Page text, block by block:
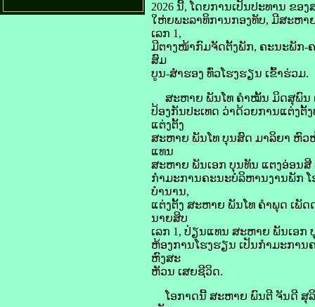
2026 ນີ້, ໂດຍການເປັນປະທານ ຂ
ໃຫ່ຍພະລາທິການກອງທັບ, ມີສະຫາ
ເລກ 1,
ມີຕາງໜ້າກົມຈັດຕັ້ງພັກ, ຄະນະພັກ-
ສົມ
ບູນ-ສຳຮອງ ທົ່ວໂຮງຮຽນ ເຂົ້າຮ່ວມ.
ສະຫາຍ ພັນໂທ ຄຳໝັ້ນ ມິດສຸພົນ
ປ້ອງກັນປະເທດ ວ່າດ້ວຍການແຕ່ງຕັ້
ແຕ່ງຕັ້ງ
ສະຫາຍ ພັນໂທ ບຸນສົດ ມາລິຍາ ຫົວ
ແທນ
ສະຫາຍ ພັນເອກ ບຸນທັນ ແຕງອ່ອນ
ກຳມະການຄະນະບໍລິຫານງານພັກ
ບຳນານ,
ແຕ່ງຕັ້ງ ສະຫາຍ ພັນໂທ ຄຳພຸດ ເພັ
ນາຍສິບ
ເລກ 1, ປ່ຽນແທນ ສະຫາຍ ພັນເອ
ຫ້ອງການໂຮງຮຽນ ເປັນກຳມະກາ
ຫົງສະ
ຫັວນ ເສຍຊີວິດ.
ໂອກາດນີ້ ສະຫາຍ ພົນຕີ ຈັນດີ ສຸລິ